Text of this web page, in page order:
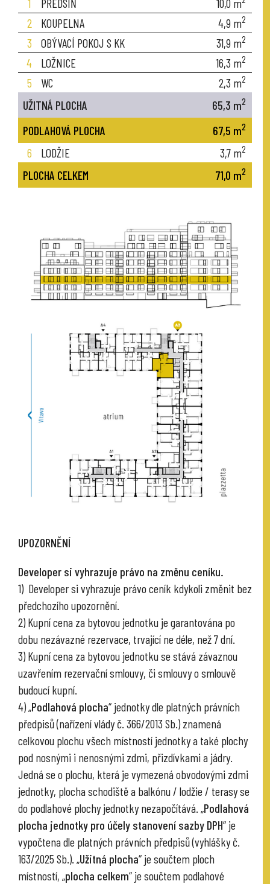
2 KOUPELNA 4,9 m2
3 OBÝVACÍ POKOJ S KK 31,9 m2
4 LOŽNICE 16,3 m2
5 WC 2,3 m2
UŽITNÁ PLOCHA 65,3 m2
PODLAHOVÁ PLOCHA 67,5 m2
6 LODŽIE 3,7 m2
PLOCHA CELKEM 71,0 m2
UPOZORNĚNÍ
Developer si vyhrazuje právo na změnu ceníku.
1) Developer si vyhrazuje právo ceník kdykoli změnit bez
předchozího upozornění.
2) Kupní cena za bytovou jednotku je garantována po
dobu nezávazné rezervace, trvající ne déle, než 7 dní.
3) Kupní cena za bytovou jednotku se stává závaznou
uzavřením rezervační smlouvy, či smlouvy o smlouvě
budoucí kupní.
4) „Podlahová plocha“ jednotky dle platných právních
předpisů (nařízení vlády č. 366/2013 Sb.) znamená
celkovou plochu všech místností jednotky a také plochy
pod nosnými i nenosnými zdmi, přizdívkami a jádry.
Jedná se o plochu, která je vymezená obvodovými zdmi
jednotky, plocha schodiště a balkónu / lodžie / terasy se
do podlahové plochy jednotky nezapočítává. „Podlahová
plocha jednotky pro účely stanovení sazby DPH“ je
vypočtena dle platných právních předpisů (vyhlášky č.
163/2025 Sb.). „Užitná plocha“ je součtem ploch
místností, „plocha celkem“ je součtem podlahové